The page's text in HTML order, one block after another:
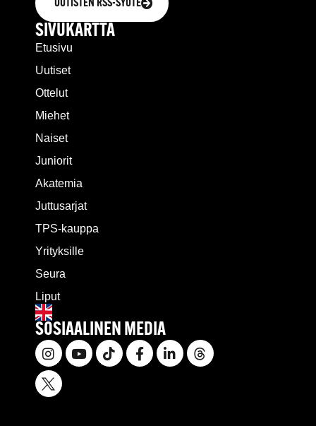
UUTISTEN RSS-SYÖTE
SIVUKARTTA
Etusivu
Uutiset
Ottelut
Miehet
Naiset
Juniorit
Akatemia
Juttusarjat
TPS-kauppa
Yrityksille
Seura
Liput
SOSIAALINEN MEDIA